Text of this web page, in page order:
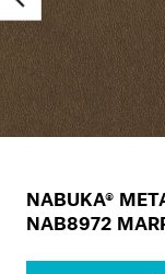
NABUKA®
NAB8972